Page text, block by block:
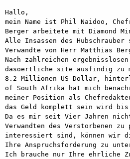
Hallo,
mein Name ist Phil Naidoo,
Berger arbeitete mit Diamond
Alle Insassen des
Verwandte von Herr Matthias
Nach zahlreichen
dasoertliche site ausfindig zu
8.2 Millionen US Dollar,
of South Afrika hat mich
meiner Position als
das Geld komplett sein wird
Da es mir seit Vier Jahren
Verwandten des Verstorbenen
interessiert sind, können wir
Ihre Anspruchsforderung zu
Ich brauche nur Ihre ehrliche